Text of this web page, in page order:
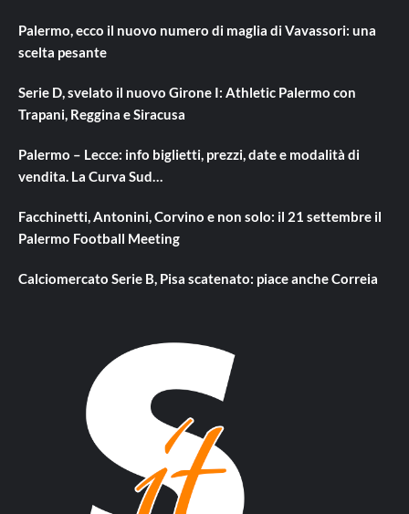
Palermo, ecco il nuovo numero di maglia di Vavassori: una
scelta pesante
Serie D, svelato il nuovo Girone I: Athletic Palermo con
Trapani, Reggina e Siracusa
Palermo – Lecce: info biglietti, prezzi, date e modalità di
vendita. La Curva Sud…
Facchinetti, Antonini, Corvino e non solo: il 21 settembre il
Palermo Football Meeting
Calciomercato Serie B, Pisa scatenato: piace anche Correia